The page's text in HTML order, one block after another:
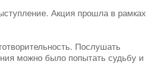
Акция прошла в рамках
Послушать
можно было попытать судьбу и